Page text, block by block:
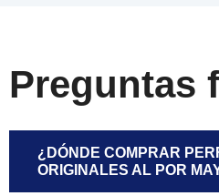
Preguntas
¿DÓNDE COMPRAR
ORIGINALES AL POR